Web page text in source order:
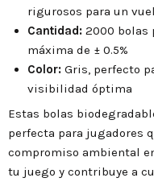
rigurosos para un
Cantidad: 2000 bolas
máxima de ± 0.5%
Color: Gris, perfecto
visibilidad óptima
Estas bolas
perfecta para jugadores
compromiso ambiental
tu juego y contribuye a